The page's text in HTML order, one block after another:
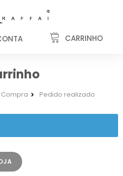
CARRINHO
Compra Pedido realizado